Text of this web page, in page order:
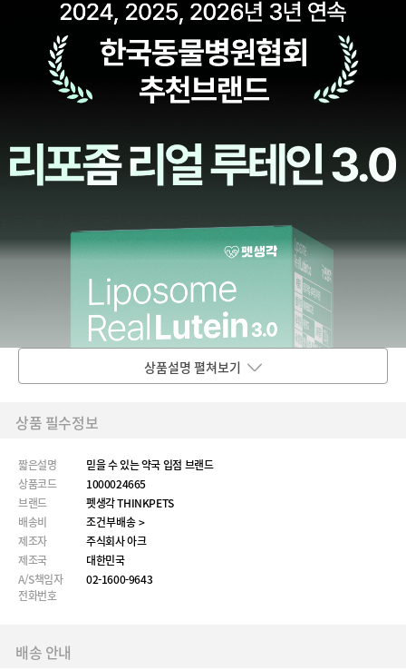
상품설명 펼쳐보기
상품 필수정보
짧은설명
믿을 수 있는 약국 입점 브랜드
상품코드
1000024665
브랜드
펫생각 THINKPETS
배송비
조건부배송 >
제조자
주식회사 아크
제조국
대한민국
A/S책임자
전화번호
02-1600-9643
배송 안내